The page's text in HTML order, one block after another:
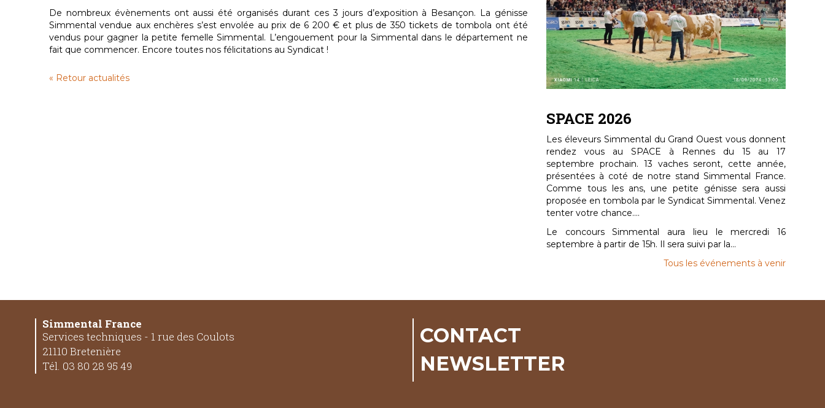
De nombreux évènements ont aussi été organisés durant ces 3 jours d’exposition à Besançon. La génisse
Simmental vendue aux enchères s’est envolée au prix de 6 200 € et plus de 350 tickets de tombola ont été
vendus pour gagner la petite femelle Simmental. L’engouement pour la Simmental dans le département ne
fait que commencer. Encore toutes nos félicitations au Syndicat !
« Retour actualités
SPACE 2026
Les éleveurs Simmental du Grand Ouest vous donnent
rendez vous au SPACE à Rennes du 15 au 17
septembre prochain. 13 vaches seront, cette année,
présentées à coté de notre stand Simmental France.
Comme tous les ans, une petite génisse sera aussi
proposée en tombola par le Syndicat Simmental. Venez
tenter votre chance....
Le concours Simmental aura lieu le mercredi 16
septembre à partir de 15h. Il sera suivi par la...
Tous les événements à venir
Simmental France
Services techniques - 1 rue des Coulots
21110 Bretenière
Tél. 03 80 28 95 49
CONTACT
NEWSLETTER